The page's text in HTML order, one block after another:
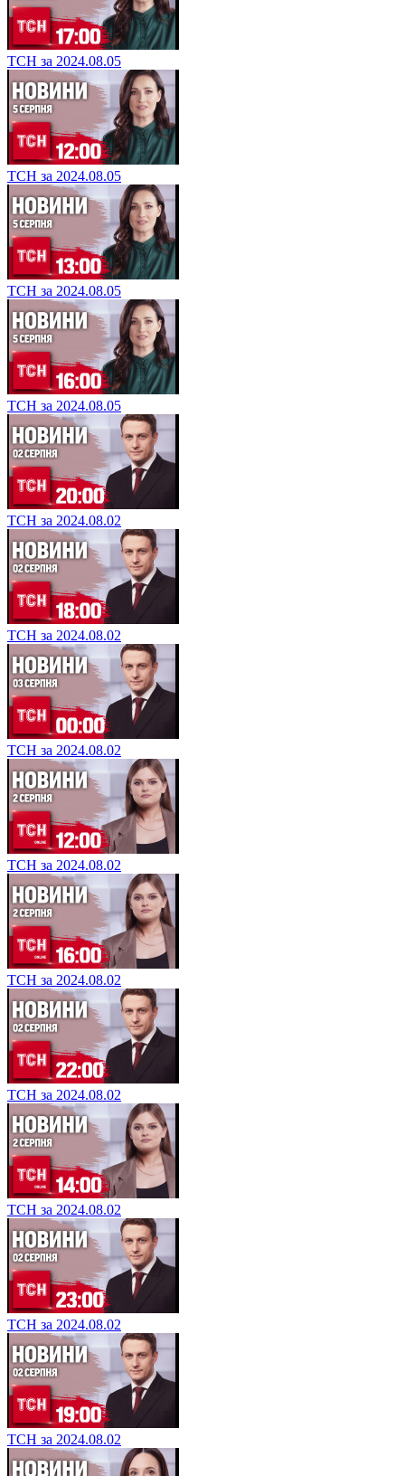
ТСН за 2024.08.05
ТСН за 2024.08.05
ТСН за 2024.08.05
ТСН за 2024.08.05
ТСН за 2024.08.02
ТСН за 2024.08.02
ТСН за 2024.08.02
ТСН за 2024.08.02
ТСН за 2024.08.02
ТСН за 2024.08.02
ТСН за 2024.08.02
ТСН за 2024.08.02
ТСН за 2024.08.02